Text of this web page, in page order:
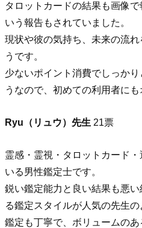
タロットカードの結果も画像
いう報告もされていました。
現状や彼の気持ち、未来の流
うです。
少ないポイント消費でしっか
うなので、初めての利用者にも
Ryu（リュウ）先生 21票
霊感・霊視・タロットカード
いる男性鑑定士です。
鋭い鑑定能力と良い結果も悪
る鑑定スタイルが人気の先生の
鑑定も丁寧で、ボリュームの